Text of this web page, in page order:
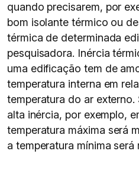
quando precisarem, por
bom isolante térmico ou
térmica de determinada
pesquisadora. Inércia
uma edificação tem de
temperatura interna em
temperatura do ar
alta inércia, por exemplo,
temperatura máxima será
a temperatura mínima será